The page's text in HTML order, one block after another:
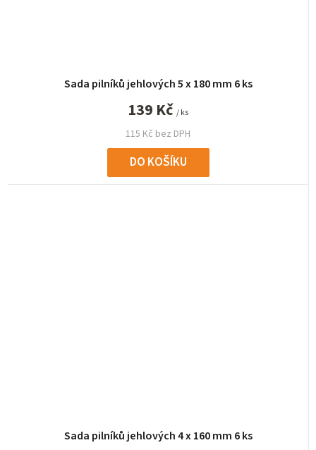
Sada pilníků jehlových 5 x 180 mm 6 ks
115 Kč bez DPH
139 Kč / ks
DO KOŠÍKU
Sada pilníků jehlových 4 x 160 mm 6 ks